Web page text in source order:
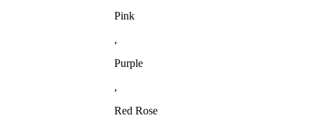
Pink
,
Purple
,
Red Rose